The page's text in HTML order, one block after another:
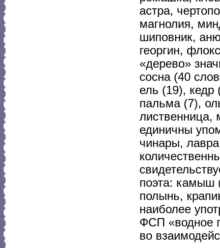
астра,
магнолия,
шиповник,
георгин,
«дерево»
сосна (40
ель (19), кедр
пальма (7),
лиственница,
единичны
чинары,
поэта: камыш
полынь,
наиболее
ФСП «водное
во